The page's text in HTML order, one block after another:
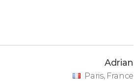
Adrian
Paris, France